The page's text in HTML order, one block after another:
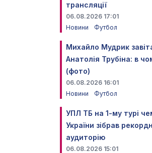
трансляції
06.08.2026 17:01
Новини
Футбол
Михайло Мудрик
Анатолія Трубіна: в
(фото)
06.08.2026 16:01
Новини
Футбол
УПЛ ТБ на 1-му турі
України зібрав
аудиторію
06.08.2026 15:01